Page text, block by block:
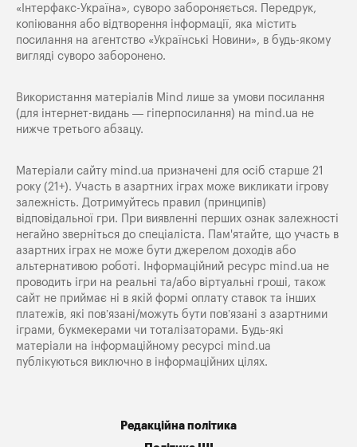
«Iнтерфакс-Україна», суворо забороняється. Передрук,
копіювання або відтворення інформації, яка містить
посилання на агентство «Українські Новини», в будь-якому
вигляді суворо заборонено.
Використання матеріалів Mind лише за умови посилання
(для інтернет-видань — гіперпосилання) на mind.ua не
нижче третього абзацу.
Матеріали сайту mind.ua призначені для осіб старше 21
року (21+). Участь в азартних іграх може викликати ігрову
залежність. Дотримуйтесь правил (принципів)
відповідальної гри. При виявленні перших ознак залежності
негайно зверніться до спеціаліста. Пам'ятайте, що участь в
азартних іграх не може бути джерелом доходів або
альтернативою роботі. Інформаційний ресурс mind.ua не
проводить ігри на реальні та/або віртуальні гроші, також
сайт не приймає ні в якій формі оплату ставок та інших
платежів, які пов’язані/можуть бути пов’язані з азартними
іграми, букмекерами чи тоталізаторами. Будь-які
матеріали на інформаційному ресурсі mind.ua
публікуються виключно в інформаційних цілях.
Редакційна політика